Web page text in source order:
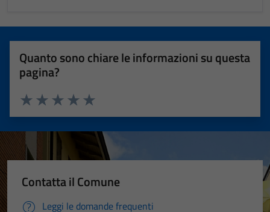
Quanto sono chiare le informazioni su questa
pagina?
Valuta 5 stelle su 5
Valuta 4 stelle su 5
Valuta 3 stelle su 5
Valuta 2 stelle su 5
Valuta 1 stelle su 5
Contatta il Comune
Leggi le domande frequenti